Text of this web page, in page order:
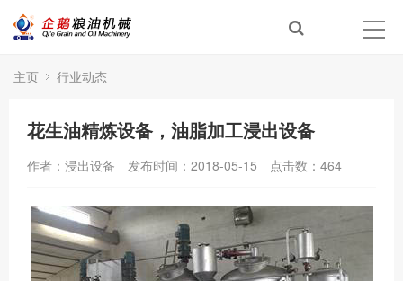
主页 行业动态
花生油精炼设备，油脂加工浸出设备
作者：浸出设备 发布时间：2018-05-15 点击数： 464